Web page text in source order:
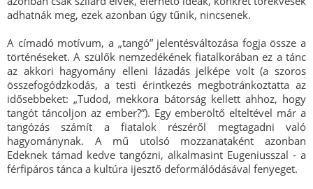
adhatnák meg, ezek azonban úgy tűnik, nincsenek.
A címadó motívum, a „tangó” jelentésváltozása fogja össze a
történéseket. A szülők nemzedékének fiatalkorában ez a tánc
az akkori hagyomány elleni lázadás jelképe volt (a szoros
összefogódzkodás, a testi érintkezés megbotránkoztatta az
idősebbeket: „Tudod, mekkora bátorság kellett ahhoz, hogy
tangót táncoljon az ember?”). Egy emberöltő elteltével már a
tangózás számít a fiatalok részéről megtagadni való
hagyománynak. A mű utolsó mozzanataként azonban
Edeknek támad kedve tangózni, alkalmasint Eugeniusszal - a
férfipáros tánca a kultúra ijesztő deformálódásával fenyeget.